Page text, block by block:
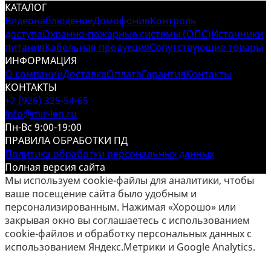
КАТАЛОГ
ВидеонаблюдениеДомофонияКонтроль
доступаОхранно-пожарные системы (ОПС)Источники
питанияКабельная продукцияСопутствующие товары
ИНФОРМАЦИЯ
О компанииДоставкаОплатаГарантияКонтакты
КОНТАКТЫ
+7 (926) 325-54-65
info@mir-len.ru
Пн-Вс 9:00-19:00
ПРАВИЛА ОБРАБОТКИ ПД
Политика обработки персональных данных
Полная версия сайта
Мы используем cookie-файлы для аналитики, чтобы
ваше посещение сайта было удобным и
персонализированным. Нажимая «Хорошо» или
закрывая окно вы соглашаетесь с использованием
cookie-файлов и обработку персональных данных с
использованием Яндекс.Метрики и Google Analytics.